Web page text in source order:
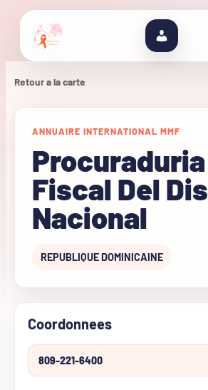
Retour a la carte
ANNUAIRE INTERNATIONAL MMF
Procuraduria
Fiscal Del
Nacional
REPUBLIQUE DOMINICAINE
Coordonnees
809-221-6400